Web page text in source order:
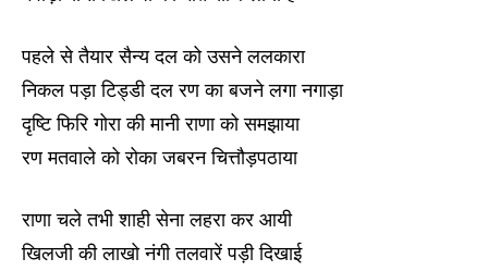
पहले से तैयार सैन्य दल को उसने ललकारा
निकल पड़ा टिड्डी दल रण का बजने लगा नगाड़ा
दृष्टि फिरि गोरा की मानी राणा को समझाया
रण मतवाले को रोका जबरन चित्तौड़पठाया
राणा चले तभी शाही सेना लहरा कर आयी
खिलजी की लाखो नंगी तलवारें पड़ी दिखाई